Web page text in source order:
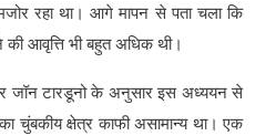
रहा था। आगे मापन से पता चला कि
आवृत्ति भी बहुत अधिक थी।
जॉन टारडूनो के अनुसार इस अध्ययन से
चुंबकीय क्षेत्र काफी असामान्य था। एक